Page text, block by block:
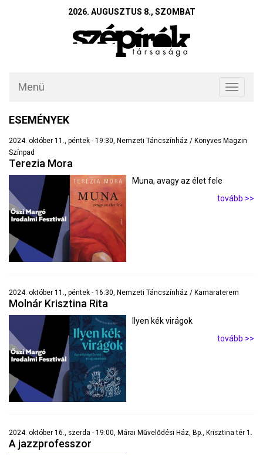
2026. AUGUSZTUS 8., SZOMBAT
Toggle
Menü
ESEMÉNYEK
2024. október 11., péntek - 19:30, Nemzeti Táncszínház / Könyves Magzin
Színpad
Terezia Mora
Muna, avagy az élet fele
tovább >>
2024. október 11., péntek - 16:30, Nemzeti Táncszínház / Kamaraterem
Molnár Krisztina Rita
Ilyen kék virágok
tovább >>
2024. október 16., szerda - 19:00, Márai Művelődési Ház, Bp., Krisztina tér 1.
A jazzprofesszor